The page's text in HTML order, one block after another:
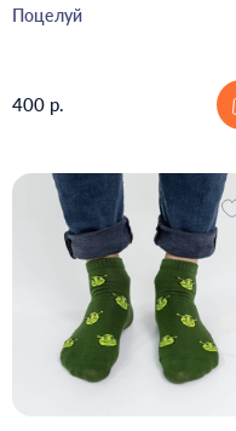
Поцелуй
400 р.